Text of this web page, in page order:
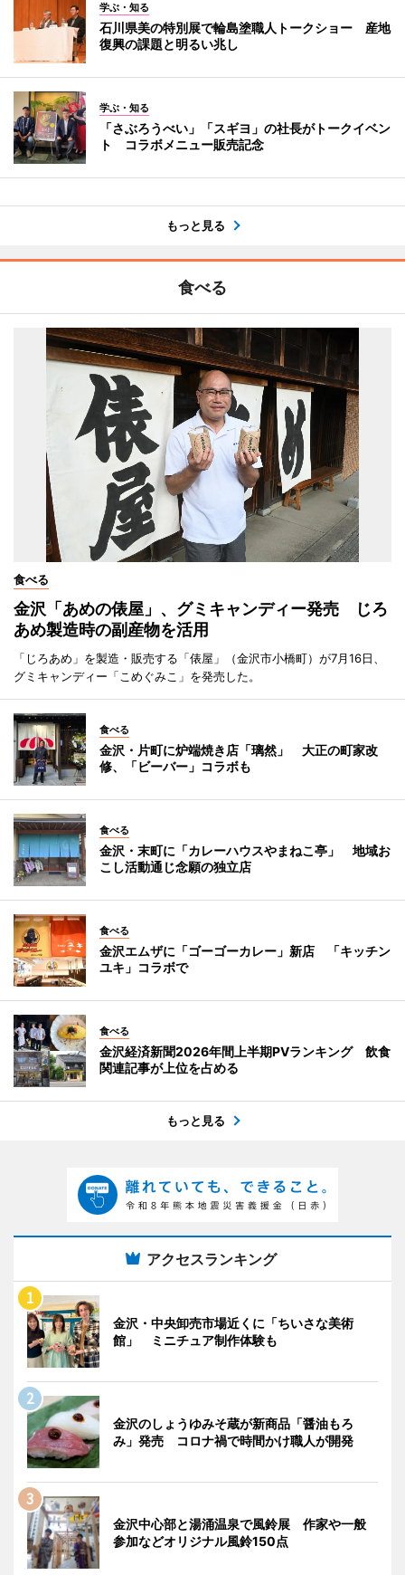
学ぶ・知る
石川県美の特別展で輪島塗職人トークショー 産地
復興の課題と明るい兆し
学ぶ・知る
「さぶろうべい」「スギヨ」の社長がトークイベン
ト コラボメニュー販売記念
もっと見る
食べる
食べる
金沢「あめの俵屋」、グミキャンディー発売 じろ
あめ製造時の副産物を活用
「じろあめ」を製造・販売する「俵屋」（金沢市小橋町）が7月16日、
グミキャンディー「こめぐみこ」を発売した。
食べる
金沢・片町に炉端焼き店「璃然」 大正の町家改
修、「ビーバー」コラボも
食べる
金沢・末町に「カレーハウスやまねこ亭」 地域お
こし活動通じ念願の独立店
食べる
金沢エムザに「ゴーゴーカレー」新店 「キッチン
ユキ」コラボで
食べる
金沢経済新聞2026年間上半期PVランキング 飲食
関連記事が上位を占める
もっと見る
アクセスランキング
金沢・中央卸売市場近くに「ちいさな美術
館」 ミニチュア制作体験も
金沢のしょうゆみそ蔵が新商品「醤油もろ
み」発売 コロナ禍で時間かけ職人が開発
金沢中心部と湯涌温泉で風鈴展 作家や一般
参加などオリジナル風鈴150点